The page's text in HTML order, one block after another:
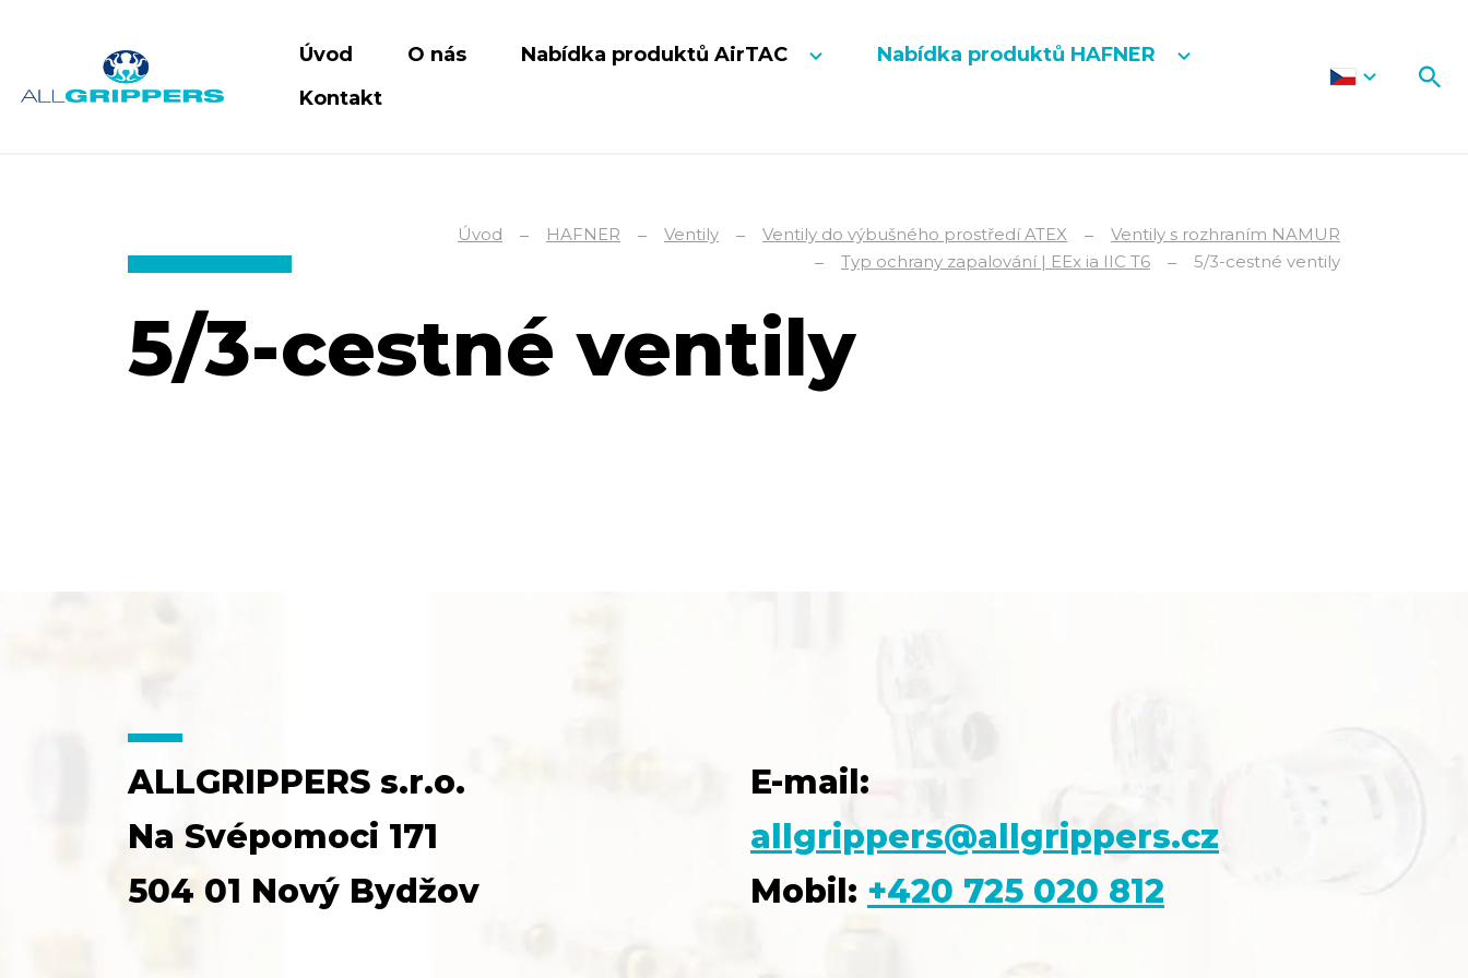
Úvod O nás Nabídka produktů AirTAC
Nabídka produktů HAFNER
Kontakt
Úvod HAFNER Ventily Ventily do výbušného prostředí ATEX
Ventily s rozhraním NAMUR
Typ ochrany zapalování | EEx ia IIC T6
5/3-cestné ventily
5/3-cestné ventily
ALLGRIPPERS s.r.o.
Na Svépomoci 171
504 01 Nový Bydžov
E-mail:
allgrippers@allgrippers.cz
Mobil: +420 725 020 812